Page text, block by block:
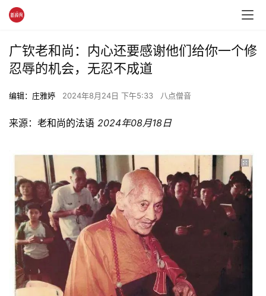
广钦老和尚：内心还要感谢他们给你一个修
忍辱的机会，无忍不成道
编辑：庄雅婷 2024年8月24日 下午5:33 八点僧音
来源： 老和尚的法语 2024年08月18日